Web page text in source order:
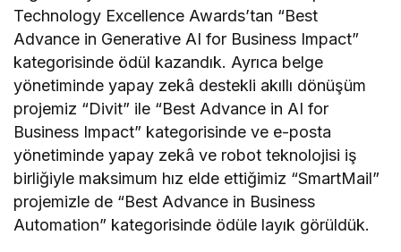
Technology Excellence Awards’tan “Best
Advance in Generative AI for Business Impact”
kategorisinde ödül kazandık. Ayrıca belge
yönetiminde yapay zekâ destekli akıllı dönüşüm
projemiz “Divit” ile “Best Advance in AI for
Business Impact” kategorisinde ve e-posta
yönetiminde yapay zekâ ve robot teknolojisi iş
birliğiyle maksimum hız elde ettiğimiz “SmartMail”
projemizle de “Best Advance in Business
Automation” kategorisinde ödüle layık görüldük.